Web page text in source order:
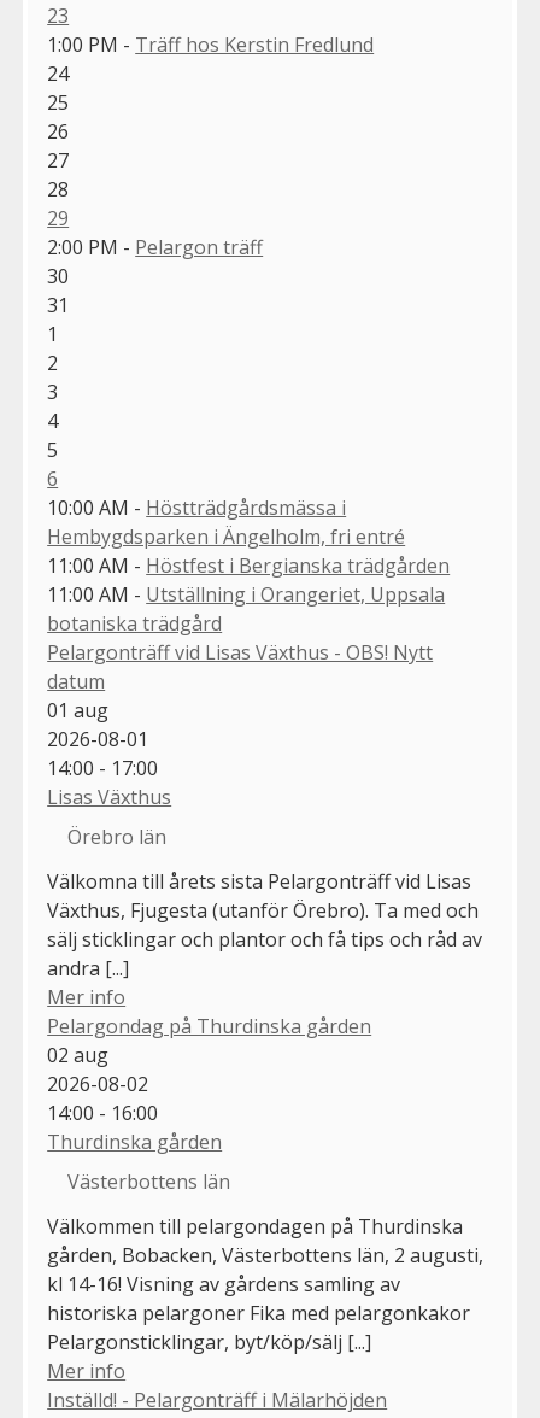
23
1:00 PM - Träff hos Kerstin Fredlund
24
25
26
27
28
29
2:00 PM - Pelargon träff
30
31
1
2
3
4
5
6
10:00 AM - Höstträdgårdsmässa i
Hembygdsparken i Ängelholm, fri entré
11:00 AM - Höstfest i Bergianska trädgården
11:00 AM - Utställning i Orangeriet, Uppsala
botaniska trädgård
Pelargonträff vid Lisas Växthus - OBS! Nytt
datum
01 aug
2026-08-01
14:00 - 17:00
Lisas Växthus
Örebro län
Välkomna till årets sista Pelargonträff vid Lisas
Växthus, Fjugesta (utanför Örebro). Ta med och
sälj sticklingar och plantor och få tips och råd av
andra [...]
Mer info
Pelargondag på Thurdinska gården
02 aug
2026-08-02
14:00 - 16:00
Thurdinska gården
Västerbottens län
Välkommen till pelargondagen på Thurdinska
gården, Bobacken, Västerbottens län, 2 augusti,
kl 14-16! Visning av gårdens samling av
historiska pelargoner Fika med pelargonkakor
Pelargonsticklingar, byt/köp/sälj [...]
Mer info
Inställd! - Pelargonträff i Mälarhöjden